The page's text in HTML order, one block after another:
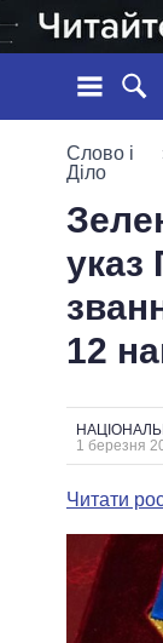
СТАТТІ
ДУМКИ
ОГЛЯДИ
УСІ
ГОЛОВИ
МЕРИ
Слово і
Діло
указ
12
1 березня
Читати